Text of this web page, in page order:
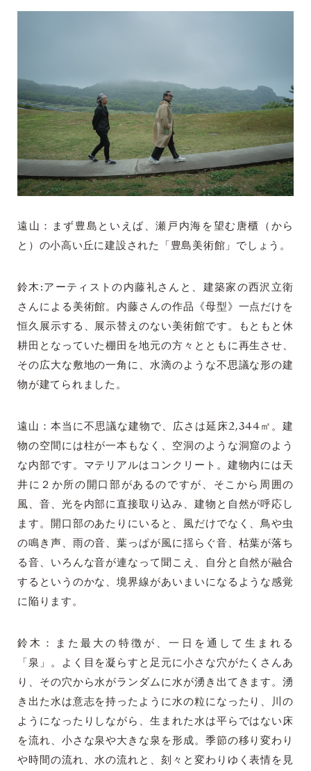
遠山：まず豊島といえば、瀬戸内海を望む唐櫃（から
と）の小高い丘に建設された「豊島美術館」でしょう。
鈴木:アーティストの内藤礼さんと、建築家の西沢立衛
さんによる美術館。内藤さんの作品《母型》一点だけを
恒久展示する、展示替えのない美術館です。もともと休
耕田となっていた棚田を地元の方々とともに再生させ、
その広大な敷地の一角に、水滴のような不思議な形の建
物が建てられました。
遠山：本当に不思議な建物で、広さは延床2,344㎡。建
物の空間には柱が一本もなく、空洞のような洞窟のよう
な内部です。マテリアルはコンクリート。建物内には天
井に２か所の開口部があるのですが、そこから周囲の
風、音、光を内部に直接取り込み、建物と自然が呼応し
ます。開口部のあたりにいると、風だけでなく、鳥や虫
の鳴き声、雨の音、葉っぱが風に揺らぐ音、枯葉が落ち
る音、いろんな音が連なって聞こえ、自分と自然が融合
するというのかな、境界線があいまいになるような感覚
に陥ります。
鈴木：また最大の特徴が、一日を通して生まれる
「泉」。よく目を凝らすと足元に小さな穴がたくさんあ
り、その穴から水がランダムに水が湧き出てきます。湧
き出た水は意志を持ったように水の粒になったり、川の
ようになったりしながら、生まれた水は平らではない床
を流れ、小さな泉や大きな泉を形成。季節の移り変わり
や時間の流れ、水の流れと、刻々と変わりゆく表情を見